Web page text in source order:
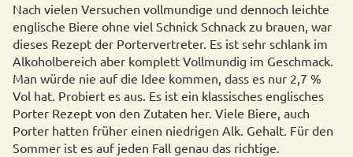
Nach vielen Versuchen vollmundige und dennoch leichte
englische Biere ohne viel Schnick Schnack zu brauen, war
dieses Rezept der Portervertreter. Es ist sehr schlank im
Alkoholbereich aber komplett Vollmundig im Geschmack.
Man würde nie auf die Idee kommen, dass es nur 2,7 %
Vol hat. Probiert es aus. Es ist ein klassisches englisches
Porter Rezept von den Zutaten her. Viele Biere, auch
Porter hatten früher einen niedrigen Alk. Gehalt. Für den
Sommer ist es auf jeden Fall genau das richtige.